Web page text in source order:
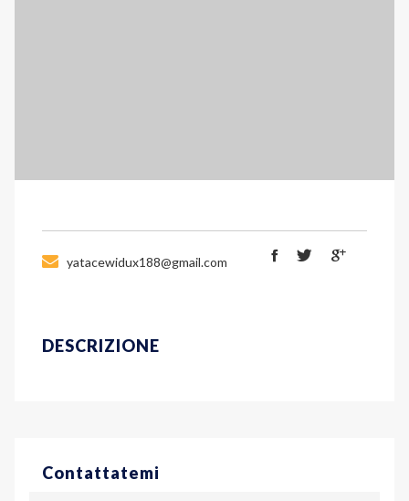
yatacewidux188@gmail.com
DESCRIZIONE
Contattatemi